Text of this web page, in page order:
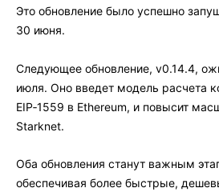
Это обновление было успешно
30 июня.
Следующее обновление, v0.14.4,
июля. Оно введет модель расчета
EIP‑1559 в Ethereum, и повысит
Starknet.
Оба обновления станут важным
обеспечивая более быстрые,